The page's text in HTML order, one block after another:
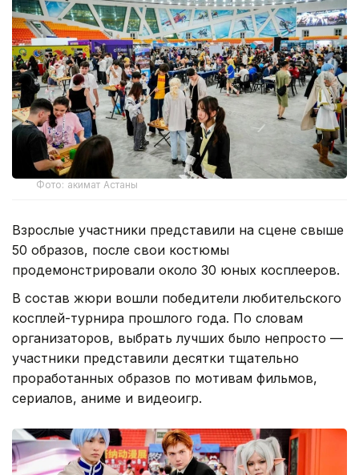
Фото: акимат Астаны
Взрослые участники представили на сцене свыше
50 образов, после свои костюмы
продемонстрировали около 30 юных косплееров.
В состав жюри вошли победители любительского
косплей-турнира прошлого года. По словам
организаторов, выбрать лучших было непросто —
участники представили десятки тщательно
проработанных образов по мотивам фильмов,
сериалов, аниме и видеоигр.